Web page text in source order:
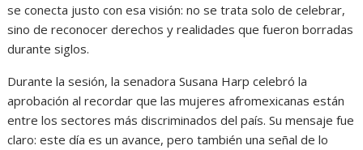
se conecta justo con esa visión: no se trata solo de celebrar,
sino de reconocer derechos y realidades que fueron borradas
durante siglos.
Durante la sesión, la senadora Susana Harp celebró la
aprobación al recordar que las mujeres afromexicanas están
entre los sectores más discriminados del país. Su mensaje fue
claro: este día es un avance, pero también una señal de lo